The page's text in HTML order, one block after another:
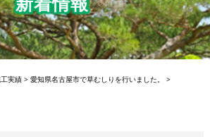
実績> 愛知県名古屋市で草むしりを行いました。
>